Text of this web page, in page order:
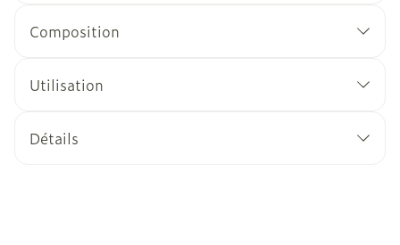
Composition
Utilisation
Détails